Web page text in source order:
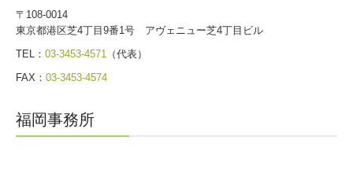
〒108-0014
東京都港区芝4丁目9番1号 アヴェニュー芝4丁目ビル
TEL： 03-3453-4571 （代表）
FAX： 03-3453-4574
福岡事務所